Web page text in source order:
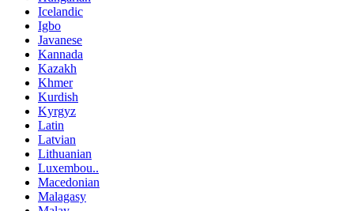
Icelandic
Igbo
Javanese
Kannada
Kazakh
Khmer
Kurdish
Kyrgyz
Latin
Latvian
Lithuanian
Luxembou..
Macedonian
Malagasy